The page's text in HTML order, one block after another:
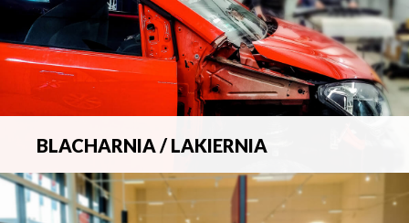
BLACHARNIA / LAKIERNIA
Kompleksowa obsługa wszelkich napraw
blacharsko-lakierniczych.